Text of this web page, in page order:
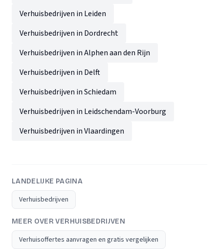
Verhuisbedrijven in Leiden
Verhuisbedrijven in Dordrecht
Verhuisbedrijven in Alphen aan den Rijn
Verhuisbedrijven in Delft
Verhuisbedrijven in Schiedam
Verhuisbedrijven in Leidschendam-Voorburg
Verhuisbedrijven in Vlaardingen
LANDELIJKE PAGINA
Verhuisbedrijven
MEER OVER VERHUISBEDRIJVEN
Verhuisoffertes aanvragen en gratis vergelijken